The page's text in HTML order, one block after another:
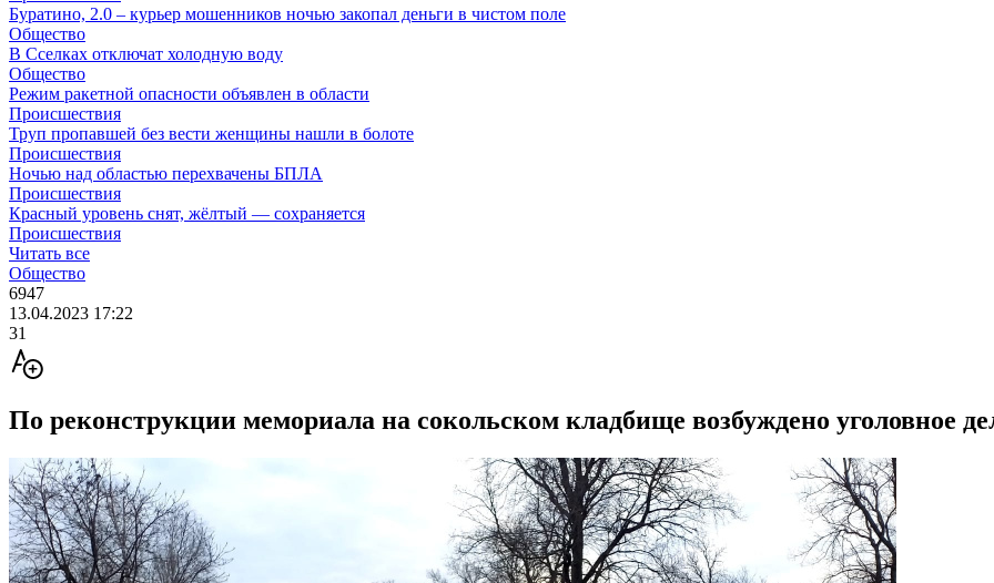
Буратино, 2.0 – курьер мошенников ночью закопал деньги в чистом поле
Общество
В Сселках отключат холодную воду
Общество
Режим ракетной опасности объявлен в области
Происшествия
Труп пропавшей без вести женщины нашли в болоте
Происшествия
Ночью над областью перехвачены БПЛА
Происшествия
Красный уровень снят, жёлтый — сохраняется
Происшествия
Читать все
Общество
6947
13.04.2023 17:22
31
По реконструкции мемориала на сокольском кладбище возбуждено уголовное